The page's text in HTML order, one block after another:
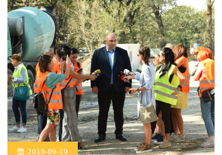
2019-09-19